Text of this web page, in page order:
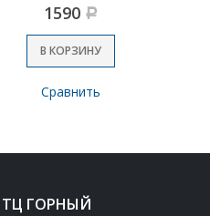
1590 Р
В КОРЗИНУ
Сравнить
ГОРНЫЙ